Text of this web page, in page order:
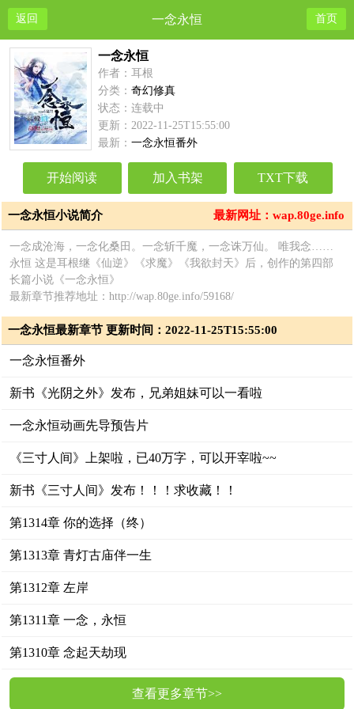
返回 一念永恒 首页
一念永恒
作者：耳根
分类：奇幻修真
状态：连载中
更新：2022-11-25T15:55:00
最新：一念永恒番外
开始阅读 加入书架 TXT下载
最新网址：wap.80ge.info
一念永恒小说简介
一念成沧海，一念化桑田。一念斩千魔，一念诛万仙。 唯我念……
永恒 这是耳根继《仙逆》《求魔》《我欲封天》后，创作的第四部
长篇小说《一念永恒》
最新章节推荐地址：http://wap.80ge.info/59168/
一念永恒最新章节 更新时间：2022-11-25T15:55:00
一念永恒番外
新书《光阴之外》发布，兄弟姐妹可以一看啦
一念永恒动画先导预告片
《三寸人间》上架啦，已40万字，可以开宰啦~~
新书《三寸人间》发布！！！求收藏！！
第1314章 你的选择（终）
第1313章 青灯古庙伴一生
第1312章 左岸
第1311章 一念，永恒
第1310章 念起天劫现
查看更多章节>>